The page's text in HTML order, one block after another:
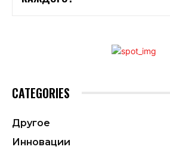
CATEGORIES
Другое
Инновации